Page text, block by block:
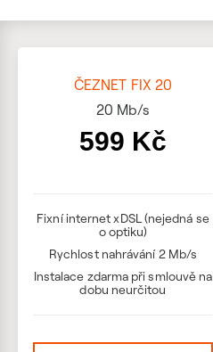
ČEZNET FIX 20
20 Mb/s
599 Kč
Fixní internet xDSL (nejedná se
o optiku)
Rychlost nahrávání 2 Mb/s
Instalace zdarma při smlouvě na
dobu neurčitou